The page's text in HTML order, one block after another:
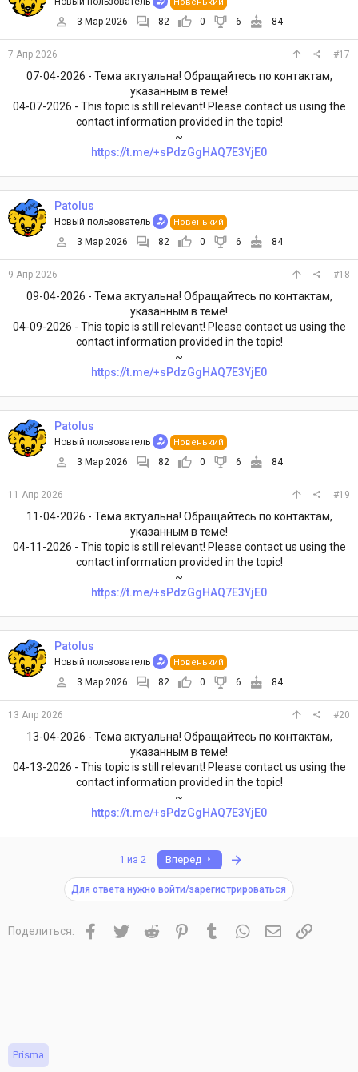
3 Мар 2026 82 0 6 84
7 Апр 2026 #17
07-04-2026 - Тема актуальна! Обращайтесь по контактам,
указанным в теме!
04-07-2026 - This topic is still relevant! Please contact us using the
contact information provided in the topic!
~
https://t.me/+sPdzGgHAQ7E3YjE0
Patolus
Новый пользователь Новенький
3 Мар 2026 82 0 6 84
9 Апр 2026 #18
09-04-2026 - Тема актуальна! Обращайтесь по контактам,
указанным в теме!
04-09-2026 - This topic is still relevant! Please contact us using the
contact information provided in the topic!
~
https://t.me/+sPdzGgHAQ7E3YjE0
Patolus
Новый пользователь Новенький
3 Мар 2026 82 0 6 84
11 Апр 2026 #19
11-04-2026 - Тема актуальна! Обращайтесь по контактам,
указанным в теме!
04-11-2026 - This topic is still relevant! Please contact us using the
contact information provided in the topic!
~
https://t.me/+sPdzGgHAQ7E3YjE0
Patolus
Новый пользователь Новенький
3 Мар 2026 82 0 6 84
13 Апр 2026 #20
13-04-2026 - Тема актуальна! Обращайтесь по контактам,
указанным в теме!
04-13-2026 - This topic is still relevant! Please contact us using the
contact information provided in the topic!
~
https://t.me/+sPdzGgHAQ7E3YjE0
1 из 2 Вперед
Для ответа нужно войти/зарегистрироваться
Поделиться: Facebook
TwitterReddit PinterestTumblrWhatsAppЭлектронная
Ссылка
Prisma